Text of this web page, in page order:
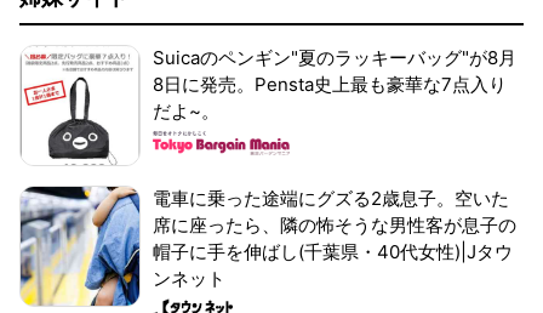
Suicaのペンギン"夏のラッキーバッグ"が8月
8日に発売。Pensta史上最も豪華な7点入り
だよ~。
電車に乗った途端にグズる2歳息子。空いた
席に座ったら、隣の怖そうな男性客が息子の
帽子に手を伸ばし(千葉県・40代女性)|Jタウ
ンネット